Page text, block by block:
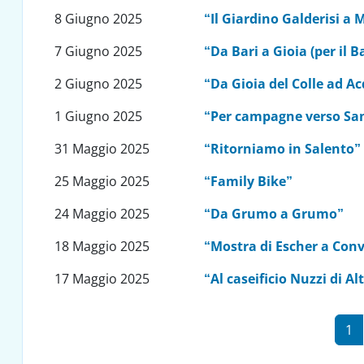
8 Giugno 2025
“Il Giardino Galderisi a
7 Giugno 2025
“Da Bari a Gioia (per il
2 Giugno 2025
“Da Gioia del Colle ad
1 Giugno 2025
“Per campagne verso
31 Maggio 2025
“Ritorniamo in Salento”
25 Maggio 2025
“Family Bike”
24 Maggio 2025
“Da Grumo a Grumo”
18 Maggio 2025
“Mostra di Escher a
17 Maggio 2025
“Al caseificio Nuzzi di
1